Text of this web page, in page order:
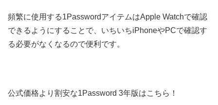
頻繁に使用する1PasswordアイテムはApple Watchで確認
できるようにすることで、いちいちiPhoneやPCで確認す
る必要がなくなるので便利です。
公式価格より割安な1Password 3年版はこちら！